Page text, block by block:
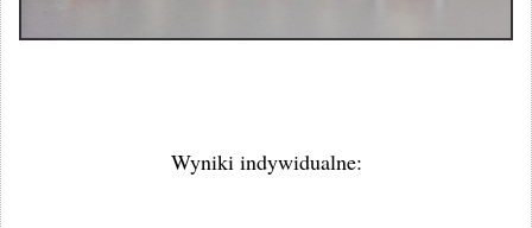
Wyniki indywidualne: